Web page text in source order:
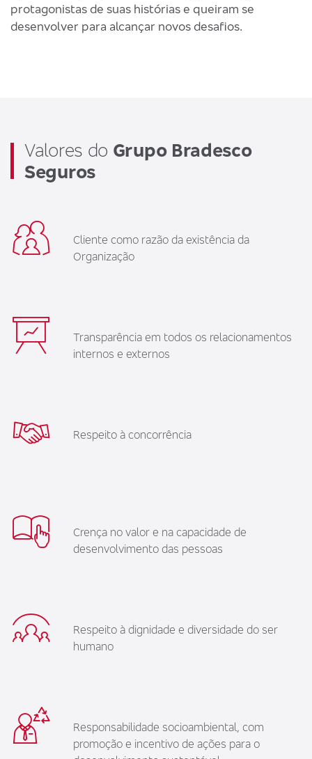
protagonistas de suas histórias e queiram se
desenvolver para alcançar novos desafios.
Valores do Grupo Bradesco
Seguros
Cliente como razão da existência da
Organização
Transparência em todos os relacionamentos
internos e externos
Respeito à concorrência
Crença no valor e na capacidade de
desenvolvimento das pessoas
Respeito à dignidade e diversidade do ser
humano
Responsabilidade socioambiental, com
promoção e incentivo de ações para o